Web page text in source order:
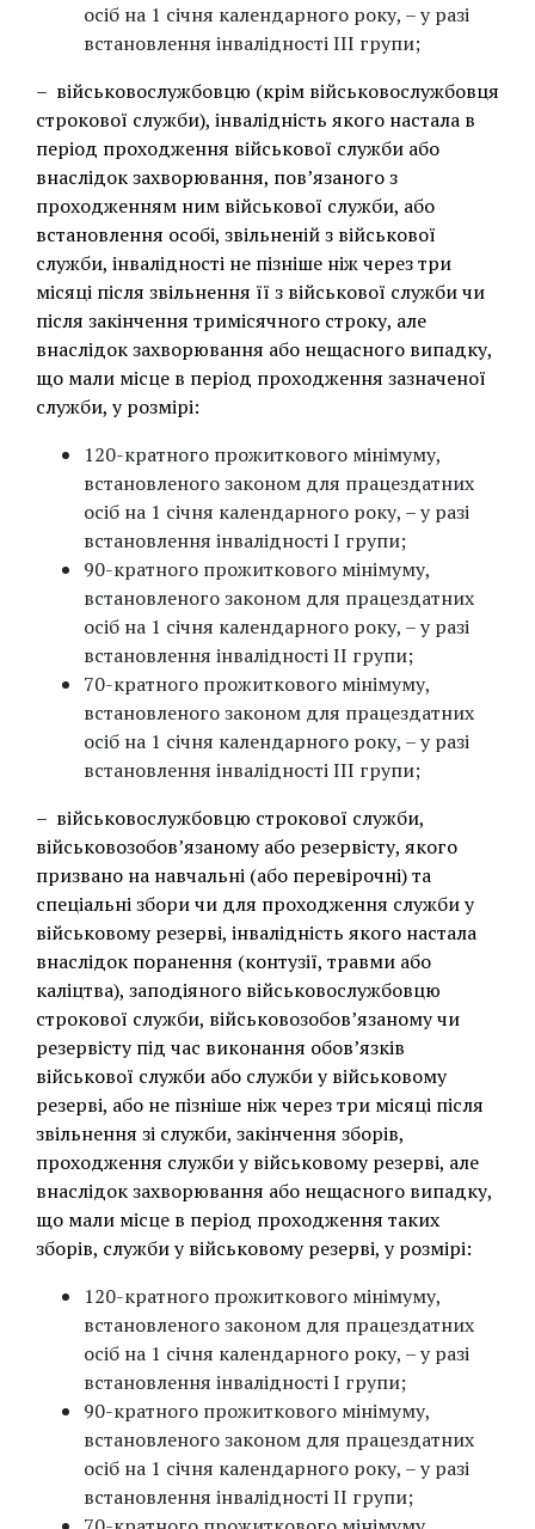
осіб на 1 січня календарного року, – у разі
встановлення інвалідності III групи;
– військовослужбовцю (крім військовослужбовця
строкової служби), інвалідність якого настала в
період проходження військової служби або
внаслідок захворювання, пов’язаного з
проходженням ним військової служби, або
встановлення особі, звільненій з військової
служби, інвалідності не пізніше ніж через три
місяці після звільнення її з військової служби чи
після закінчення тримісячного строку, але
внаслідок захворювання або нещасного випадку,
що мали місце в період проходження зазначеної
служби, у розмірі:
120-кратного прожиткового мінімуму,
встановленого законом для працездатних
осіб на 1 січня календарного року, – у разі
встановлення інвалідності I групи;
90-кратного прожиткового мінімуму,
встановленого законом для працездатних
осіб на 1 січня календарного року, – у разі
встановлення інвалідності II групи;
70-кратного прожиткового мінімуму,
встановленого законом для працездатних
осіб на 1 січня календарного року, – у разі
встановлення інвалідності III групи;
– військовослужбовцю строкової служби,
військовозобов’язаному або резервісту, якого
призвано на навчальні (або перевірочні) та
спеціальні збори чи для проходження служби у
військовому резерві, інвалідність якого настала
внаслідок поранення (контузії, травми або
каліцтва), заподіяного військовослужбовцю
строкової служби, військовозобов’язаному чи
резервісту під час виконання обов’язків
військової служби або служби у військовому
резерві, або не пізніше ніж через три місяці після
звільнення зі служби, закінчення зборів,
проходження служби у військовому резерві, але
внаслідок захворювання або нещасного випадку,
що мали місце в період проходження таких
зборів, служби у військовому резерві, у розмірі:
120-кратного прожиткового мінімуму,
встановленого законом для працездатних
осіб на 1 січня календарного року, – у разі
встановлення інвалідності I групи;
90-кратного прожиткового мінімуму,
встановленого законом для працездатних
осіб на 1 січня календарного року, – у разі
встановлення інвалідності II групи;